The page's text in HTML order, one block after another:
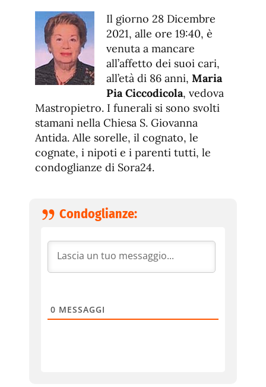
de
fuente
de
fuente.
Il giorno 28 Dicembre
2021, alle ore 19:40, è
venuta a mancare
all’affetto dei suoi cari,
all’età di 86 anni, Maria
Pia Ciccodicola, vedova
Mastropietro. I funerali si sono svolti
stamani nella Chiesa S. Giovanna
Antida. Alle sorelle, il cognato, le
cognate, i nipoti e i parenti tutti, le
condoglianze di Sora24.
Condoglianze:
0 MESSAGGI